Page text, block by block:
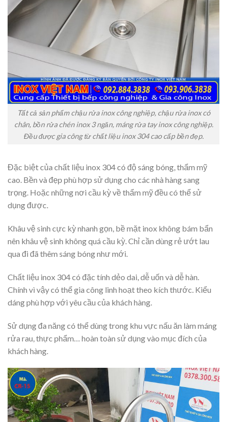
Tất cả sản phẩm chậu rửa inox công nghiệp, chậu rửa inox có
chân, bồn rửa chén inox 3 ngăn, máng rửa tay inox công nghiệp.
Đều được gia công từ chất liệu inox 304 cao cấp bền đẹp.
Đặc biệt của chất liệu inox 304 có độ sáng bóng, thẩm mỹ
cao. Bền và đẹp phù hợp sử dụng cho các nhà hàng sang
trọng. Hoặc những nơi cầu kỳ về thẩm mỹ đều có thể sử
dụng được.
Khâu vệ sinh cực kỳ nhanh gọn, bề mặt inox không bám bẩn
nên khâu vệ sinh không quá cầu kỳ. Chỉ cần dùng rẻ ướt lau
qua đi đã thêm sáng bóng như mới.
Chất liệu inox 304 có đặc tính dẻo dai, dễ uốn và dễ hàn.
Chính vì vậy có thể gia công linh hoạt theo kích thước. Kiểu
dáng phù hợp với yêu cầu của khách hàng.
Sử dụng đa năng có thể dùng trong khu vực nấu ăn làm máng
rửa rau, thực phẩm… hoàn toàn sử dụng vào mục đích của
khách hàng.